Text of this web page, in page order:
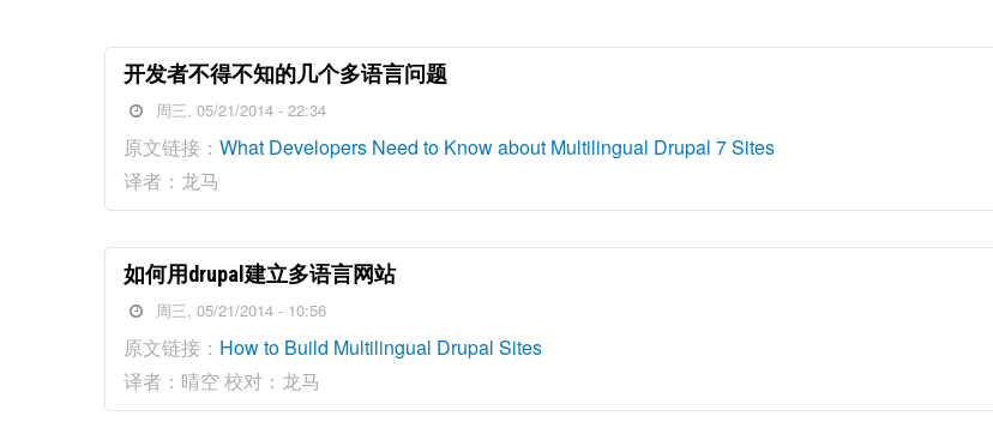
开发者不得不知的几个多语言问题
周三, 05/21/2014 - 22:34
原文链接： What Developers Need to Know about Multilingual Drupal 7 Sites
译者：龙马
如何用drupal建立多语言网站
周三, 05/21/2014 - 10:56
原文链接： How to Build Multilingual Drupal Sites
译者：晴空 校对：龙马